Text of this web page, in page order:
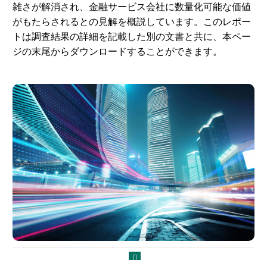
雑さが解消され、金融サービス会社に数量化可能な価値
がもたらされるとの見解を概説しています。このレポー
トは調査結果の詳細を記載した別の文書と共に、本ペー
ジの末尾からダウンロードすることができます。